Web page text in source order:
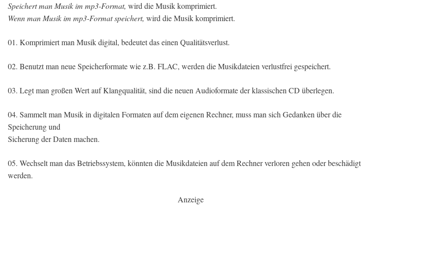
Speichert man Musik im mp3-Format, wird die Musik komprimiert.
Wenn man Musik im mp3-Format speichert, wird die Musik komprimiert.
01. Komprimiert man Musik digital, bedeutet das einen Qualitätsverlust.
02. Benutzt man neue Speicherformate wie z.B. FLAC, werden die Musikdateien verlustfrei gespeichert.
03. Legt man großen Wert auf Klangqualität, sind die neuen Audioformate der klassischen CD überlegen.
04. Sammelt man Musik in digitalen Formaten auf dem eigenen Rechner, muss man sich Gedanken über die
Speicherung und
Sicherung der Daten machen.
05. Wechselt man das Betriebssystem, könnten die Musikdateien auf dem Rechner verloren gehen oder beschädigt
werden.
Anzeige